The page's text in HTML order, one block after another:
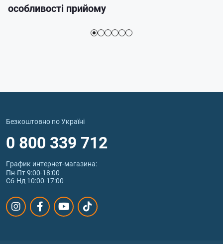
особливості прийому
Безкоштовно по Україні
0 800 339 712
График интернет‑магазина:
Пн-Пт 9:00-18:00
Сб-Нд 10:00-17:00